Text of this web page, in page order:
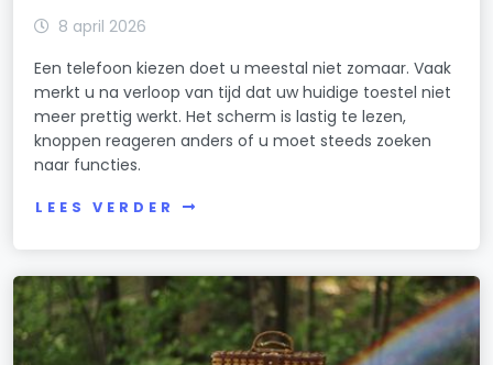
8 april 2026
Een telefoon kiezen doet u meestal niet zomaar. Vaak
merkt u na verloop van tijd dat uw huidige toestel niet
meer prettig werkt. Het scherm is lastig te lezen,
knoppen reageren anders of u moet steeds zoeken
naar functies.
LEES VERDER